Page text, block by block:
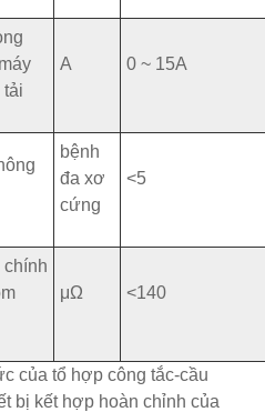
tải
A 0 ~ 15A
bệnh
đa xơ
cứng
<5
μΩ <140
của tổ hợp công tắc-cầu
bị kết hợp hoàn chỉnh của